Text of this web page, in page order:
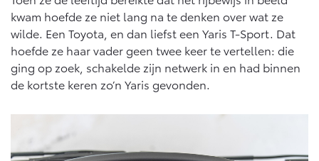
kwam hoefde ze niet lang na te denken over wat ze
wilde. Een Toyota, en dan liefst een Yaris T-Sport. Dat
hoefde ze haar vader geen twee keer te vertellen: die
ging op zoek, schakelde zijn netwerk in en had binnen
de kortste keren zo’n Yaris gevonden.